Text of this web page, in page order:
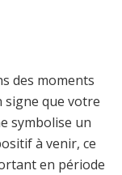
des moments
signe que votre
symbolise un
à venir, ce
en période